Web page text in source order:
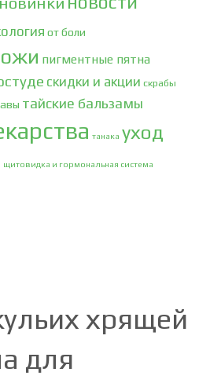
от боли
пигментные пятна
скидки и акции скрабы
тайские бальзамы
танака уход
щитовидка и гормональная система
хрящей
для